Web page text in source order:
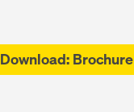
Download: Brochure